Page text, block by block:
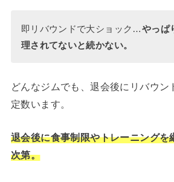
即リバウンドで大ショック…やっぱ
理されてないと続かない。
どんなジムでも、退会後にリバウン
定数います。
退会後に食事制限やトレーニングを
次第。